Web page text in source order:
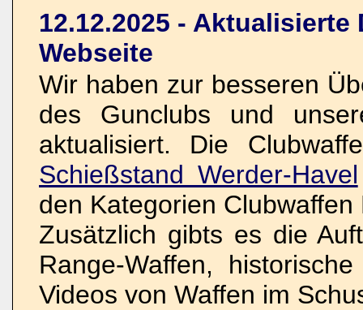
12.12.2025 -
Webseite
Wir haben zur besseren
des Gunclubs und
aktualisiert. Die
Schießstand Werder-Havel
den Kategorien
Zusätzlich gibts es die
Range-Waffen,
Videos von Waffen im